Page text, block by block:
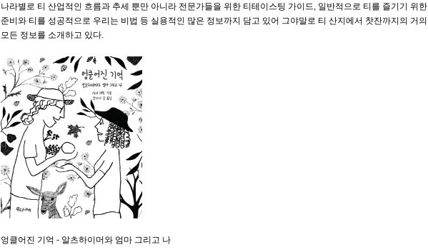
나라별로 티 산업적인 흐름과 추세 뿐만 아니라 전문가들을 위한 티테이스팅 가이드, 일반적으로 티를 즐기기 위한
준비와 티를 성공적으로 우리는 비법 등 실용적인 많은 정보까지 담고 있어 그야말로 티 산지에서 찻잔까지의 거의
모든 정보를 소개하고 있다.
엉클어진 기억 - 알츠하이머와 엄마 그리고 나